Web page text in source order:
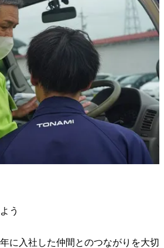
う
に入社した仲間とのつながりを大切